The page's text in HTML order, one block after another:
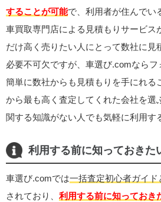
することが可能で、利用者が住んでい
車買取専門店による見積もりサービス
だけ高く売りたい人にとって数社に見
必要不可欠ですが、車選び.comなら
簡単に数社からも見積もりを手にれる
から最も高く査定してくれた会社を選
関する知識がない人でも気軽に利用す
利用する前に知っておきた
車選び.comでは一括査定初心者ガイ
されており、 利用する前に知っておき